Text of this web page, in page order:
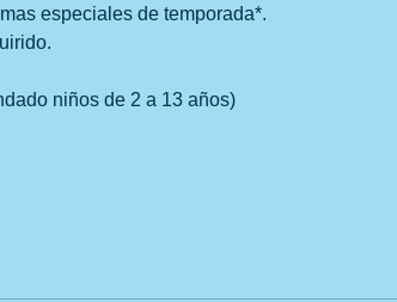
especiales de temporada*.
niños de 2 a 13 años)